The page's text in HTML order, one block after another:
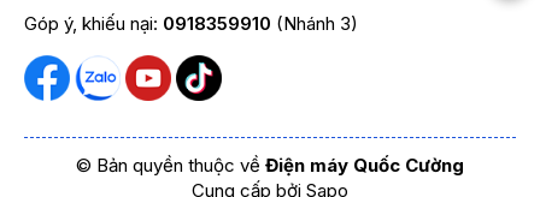
Góp ý, khiếu nại: 0918359910 (Nhánh 3)
© Bản quyền thuộc về Điện máy Quốc Cường
Cung cấp bởi Sapo